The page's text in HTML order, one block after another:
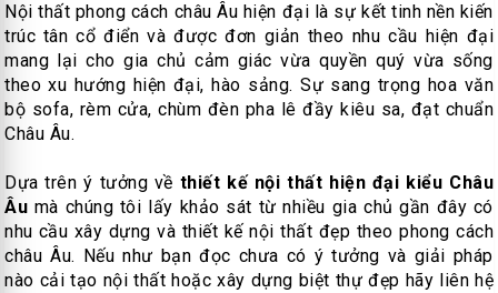
Nội thất phong cách châu Âu hiện đại là sự kết tinh nền kiến
trúc tân cổ điển và được đơn giản theo nhu cầu hiện đại
mang lại cho gia chủ cảm giác vừa quyền quý vừa sống
theo xu hướng hiện đại, hào sảng. Sự sang trọng hoa văn
bộ sofa, rèm cửa, chùm đèn pha lê đầy kiêu sa, đạt chuẩn
Châu Âu.
Dựa trên ý tưởng về thiết kế nội thất hiện đại kiểu Châu
Âu mà chúng tôi lấy khảo sát từ nhiều gia chủ gần đây có
nhu cầu xây dựng và thiết kế nội thất đẹp theo phong cách
châu Âu. Nếu như bạn đọc chưa có ý tưởng và giải pháp
nào cải tạo nội thất hoặc xây dựng biệt thự đẹp hãy liên hệ